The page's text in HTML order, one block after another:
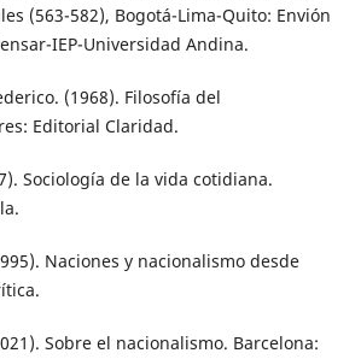
(563-582), Bogotá-Lima-Quito: Envión
IEP-Universidad Andina.
(1968). Filosofía del
Editorial Claridad.
Sociología de la vida cotidiana.
Naciones y nacionalismo desde
Sobre el nacionalismo. Barcelona: